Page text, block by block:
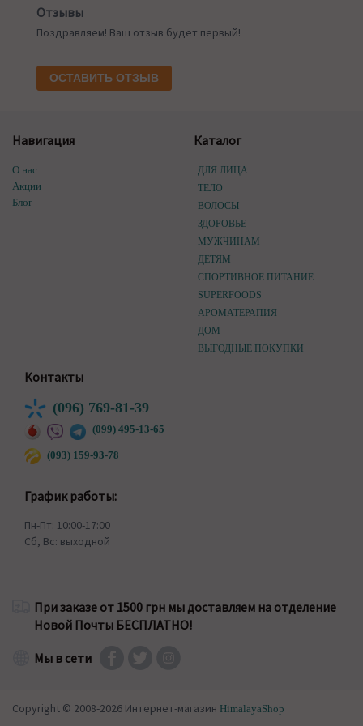
Отзывы
Поздравляем! Ваш отзыв будет первый!
ОСТАВИТЬ ОТЗЫВ
Навигация
О нас
Акции
Блог
Каталог
ДЛЯ ЛИЦА
ТЕЛО
ВОЛОСЫ
ЗДОРОВЬЕ
МУЖЧИНАМ
ДЕТЯМ
СПОРТИВНОЕ ПИТАНИЕ
SUPERFOODS
АРОМАТЕРАПИЯ
ДОМ
ВЫГОДНЫЕ ПОКУПКИ
Контакты
(096) 769-81-39
(099) 495-13-65
(093) 159-93-78
График работы:
Пн-Пт: 10:00-17:00
Сб, Вс: выходной
При заказе от 1500 грн мы доставляем на отделение
Новой Почты БЕСПЛАТНО!
Мы в сети
Copyright © 2008-2026 Интернет-магазин HimalayaShop